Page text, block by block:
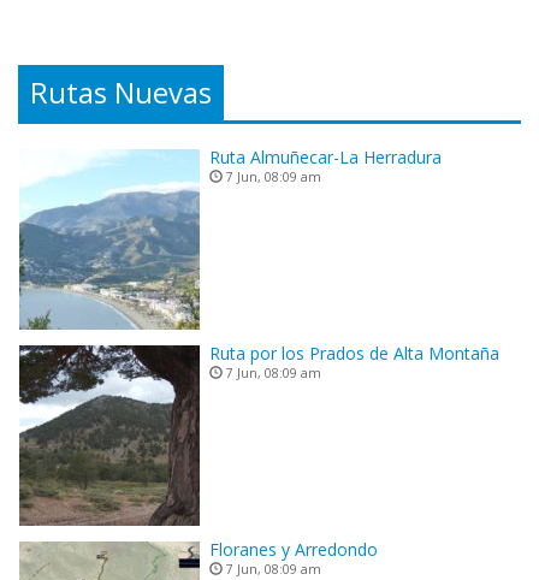
Rutas Nuevas
Ruta Almuñecar-La Herradura
7 Jun, 08:09 am
Ruta por los Prados de Alta Montaña
7 Jun, 08:09 am
Floranes y Arredondo
7 Jun, 08:09 am